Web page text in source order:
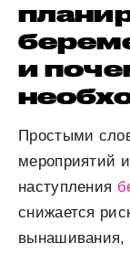
и
Простыми
мероприятий
наступления
снижается
вынашивания,